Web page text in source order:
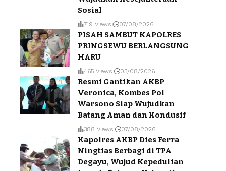
Sosial
719 Views 07/08/2026
PISAH SAMBUT KAPOLRES
PRINGSEWU BERLANGSUNG
HARU
465 Views 03/08/2026
Resmi Gantikan AKBP
Veronica, Kombes Pol
Warsono Siap Wujudkan
Batang Aman dan Kondusif
388 Views 07/08/2026
Kapolres AKBP Dies Ferra
Ningtias Berbagi di TPA
Degayu, Wujud Kepedulian